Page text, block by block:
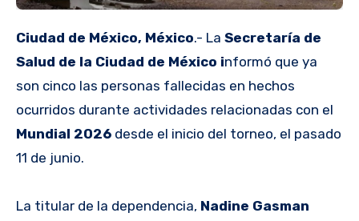
Ciudad de México, México.- La Secretaría de
Salud de la Ciudad de México informó que ya
son cinco las personas fallecidas en hechos
ocurridos durante actividades relacionadas con el
Mundial 2026 desde el inicio del torneo, el pasado
11 de junio.
La titular de la dependencia, Nadine Gasman